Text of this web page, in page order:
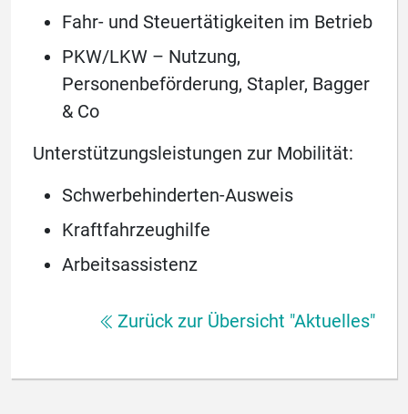
Fahr- und Steuertätigkeiten im Betrieb
PKW/LKW – Nutzung,
Personenbeförderung, Stapler, Bagger
& Co
Unterstützungsleistungen zur Mobilität:
Schwerbehinderten-Ausweis
Kraftfahrzeughilfe
Arbeitsassistenz
Zurück zur Übersicht "Aktuelles"